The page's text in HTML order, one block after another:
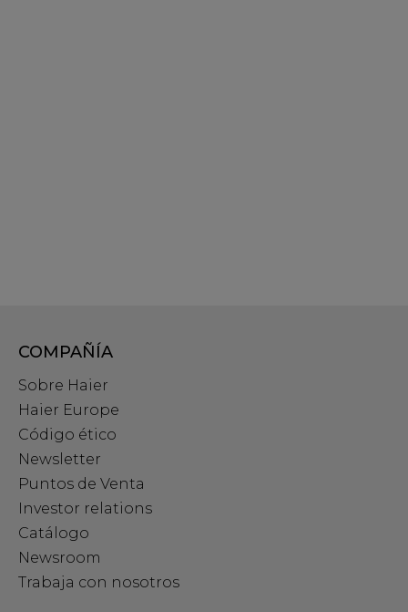
COMPAÑÍA
Sobre Haier
Haier Europe
Código ético
Newsletter
Puntos de Venta
Investor relations
Catálogo
Newsroom
Trabaja con nosotros